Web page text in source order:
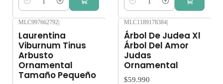
Cantidad Cantidad
MLC997662792|
Laurentina
Viburnum Tinus
Arbusto
Ornamental
Tamaño Pequeño
MLC1189178384|
Árbol De Judea Xl
Árbol Del Amor
Judas
Ornamental
$59.990